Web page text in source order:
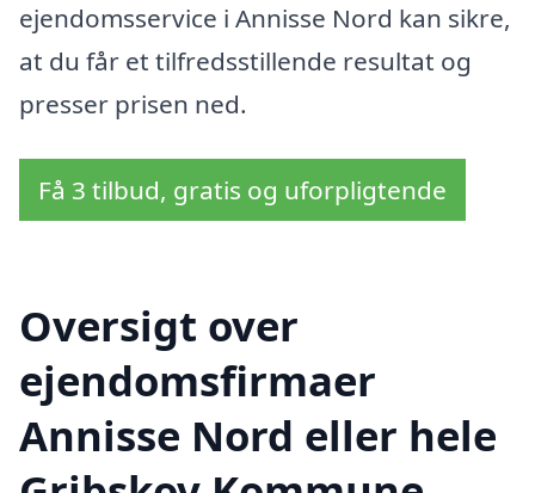
ejendomsservice i Annisse Nord kan sikre,
at du får et tilfredsstillende resultat og
presser prisen ned.
Få 3 tilbud, gratis og uforpligtende
Oversigt over
ejendomsfirmaer
Annisse Nord eller hele